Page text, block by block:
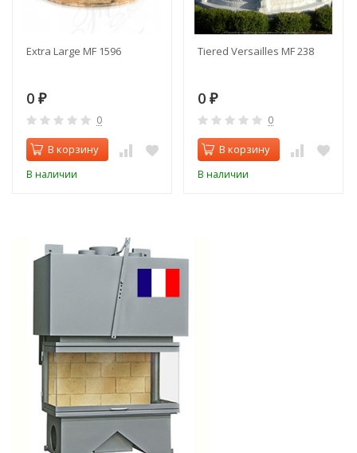
Extra Large MF 1596
0 ₽
0
В корзину
В наличии
Tiered Versailles MF 238
0 ₽
0
В корзину
В наличии